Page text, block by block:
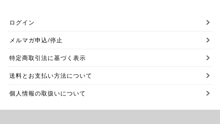
ログイン
メルマガ申込/停止
特定商取引法に基づく表示
送料とお支払い方法について
個人情報の取扱いについて